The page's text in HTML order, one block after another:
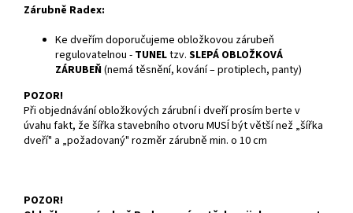
Zárubně Radex:
Ke dveřím doporučujeme obložkovou zárubeň
regulovatelnou - TUNELtzv. SLEPÁ OBLOŽKOVÁ
ZÁRUBEŇ(nemá těsnění, kování – protiplech, panty)
POZOR!
Při objednávání obložkových zárubní i dveří prosím berte v
úvahu fakt, že šířka stavebního otvoru MUSÍ být větší než „šířka
dveří" a „požadovaný" rozměr zárubně min. o 10 cm
POZOR!